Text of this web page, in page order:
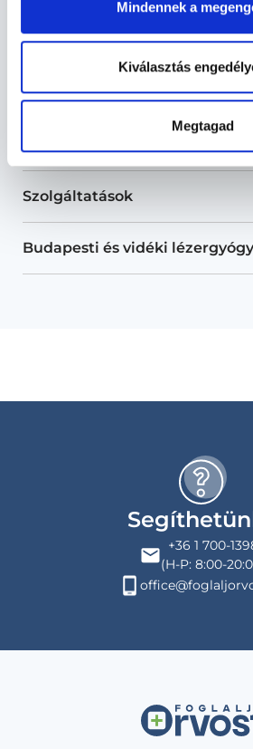
Mindennek a
Kiválasztás
Megtagad
Lézergyógyász -
Lézergyógyászat
Lézergyógyászat TERÜLETHEZ
Szolgáltatások
Budapesti és vidéki
+36 1 700-
(H-P: 8:00-